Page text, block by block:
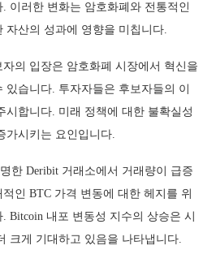
이러한 변화는 암호화폐와 전통적인
자산의 성과에 영향을 미칩니다.
의 입장은 암호화폐 시장에서 혁신을
습니다. 투자자들은 후보자들의 이
시합니다. 미래 정책에 대한 불확실성
가시키는 요인입니다.
한 Deribit 거래소에서 거래량이 급증
인 BTC 가격 변동에 대한 헤지를 위
Bitcoin 내포 변동성 지수의 상승은 시
크게 기대하고 있음을 나타냅니다.